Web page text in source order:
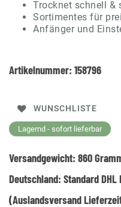
Trocknet schnell &
Sortimentes für
Anfänger und
Artikelnummer: 158796
WUNSCHLISTE
Lagernd - sofort lieferbar
Versandgewicht: 860
Deutschland: Standard
(Auslandsversand